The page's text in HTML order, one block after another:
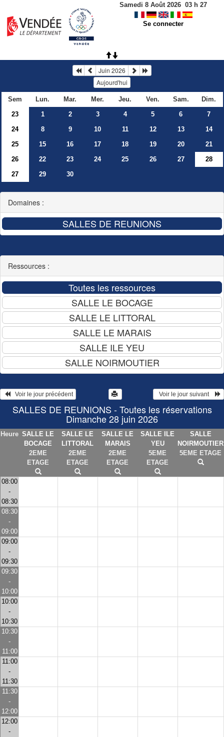
Samedi 8 Août 2026 03 h 27
Se connecter
Juin 2026
Aujourd'hui
Sem Lun. Mar. Mer. Jeu. Ven. Sam.
Dim.
23
1 2 3 4 5 6
7
24
8 9 10 11 12 13
14
25
15 16 17 18 19 20
21
26
22 23 24 25 26 27
28
27
29 30
Domaines :
Ressources :
   Voir le jour précédent
  Voir le jour suivant
SALLES DE REUNIONS - Toutes les réservations
Dimanche 28 juin 2026
Heure SALLE LE
BOCAGE
2EME
ETAGE
SALLE LE
LITTORAL
2EME
ETAGE
SALLE LE
MARAIS
2EME
ETAGE
SALLE ILE
YEU
5EME
ETAGE
SALLE
NOIRMOUTIER
5EME ETAGE
08:00
-
08:30
08:30
-
09:00
09:00
-
09:30
09:30
-
10:00
10:00
-
10:30
10:30
-
11:00
11:00
-
11:30
11:30
-
12:00
12:00
-